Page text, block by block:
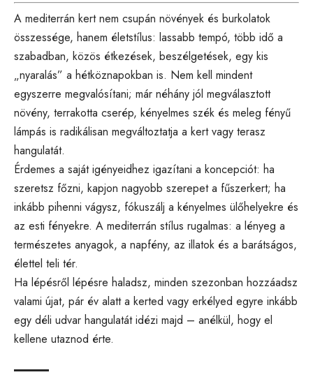
A mediterrán kert nem csupán növények és burkolatok
összessége, hanem életstílus: lassabb tempó, több idő a
szabadban, közös étkezések, beszélgetések, egy kis
„nyaralás” a hétköznapokban is. Nem kell mindent
egyszerre megvalósítani; már néhány jól megválasztott
növény, terrakotta cserép, kényelmes szék és meleg fényű
lámpás is radikálisan megváltoztatja a kert vagy terasz
hangulatát.
Érdemes a saját igényeidhez igazítani a koncepciót: ha
szeretsz főzni, kapjon nagyobb szerepet a fűszerkert; ha
inkább pihenni vágysz, fókuszálj a kényelmes ülőhelyekre és
az esti fényekre. A mediterrán stílus rugalmas: a lényeg a
természetes anyagok, a napfény, az illatok és a barátságos,
élettel teli tér.
Ha lépésről lépésre haladsz, minden szezonban hozzáadsz
valami újat, pár év alatt a kerted vagy erkélyed egyre inkább
egy déli udvar hangulatát idézi majd – anélkül, hogy el
kellene utaznod érte.